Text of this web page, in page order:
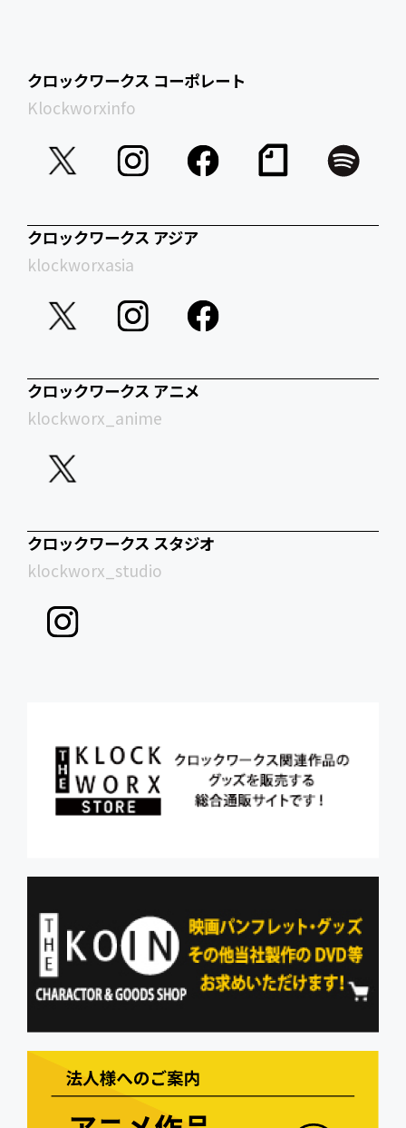
クロックワークス コーポレート
Klockworxinfo
クロックワークス アジア
klockworxasia
クロックワークス アニメ
klockworx_anime
クロックワークス スタジオ
klockworx_studio